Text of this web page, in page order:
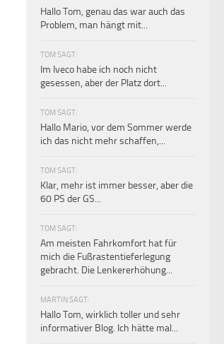
Hallo Tom, genau das war auch das
Problem, man hängt mit...
TOM SAGT:
Im Iveco habe ich noch nicht
gesessen, aber der Platz dort...
TOM SAGT:
Hallo Mario, vor dem Sommer werde
ich das nicht mehr schaffen,...
TOM SAGT:
Klar, mehr ist immer besser, aber die
60 PS der GS...
TOM SAGT:
Am meisten Fahrkomfort hat für
mich die Fußrastentieferlegung
gebracht. Die Lenkererhöhung...
MARTIN SAGT:
Hallo Tom, wirklich toller und sehr
informativer Blog. Ich hätte mal...